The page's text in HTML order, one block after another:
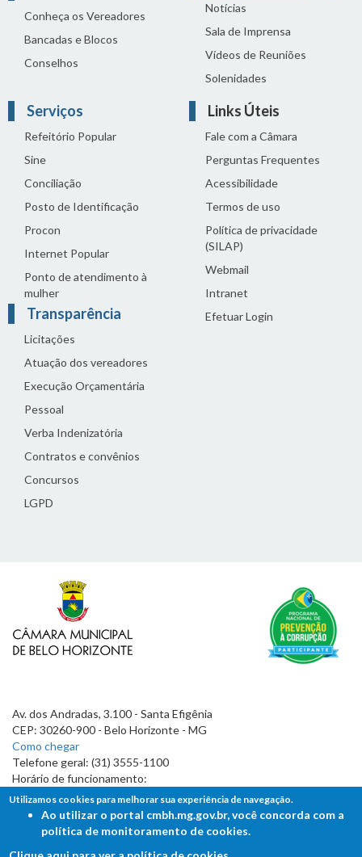
Conheça os Vereadores
Bancadas e Blocos
Conselhos
Notícias
Sala de Imprensa
Vídeos de Reuniões
Solenidades
Serviços
Refeitório Popular
Sine
Conciliação
Posto de Identificação
Procon
Internet Popular
Ponto de atendimento à
mulher
Transparência
Licitações
Atuação dos vereadores
Execução Orçamentária
Pessoal
Verba Indenizatória
Contratos e convênios
Concursos
LGPD
Links Úteis
Fale com a Câmara
Perguntas Frequentes
Acessibilidade
Termos de uso
Política de privacidade
(SILAP)
Webmail
Intranet
Efetuar Login
Av. dos Andradas, 3.100 - Santa Efigênia
CEP: 30260-900 - Belo Horizonte - MG
Como chegar
Telefone geral: (31) 3555-1100
Horário de funcionamento:
7h às 19h
Utilizamos cookies para melhorar sua experiência de navegação.
Ao utilizar o portal cmbh.mg.gov.br, você concorda com a
política de monitoramento de cookies.